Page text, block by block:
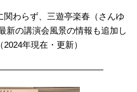
関わらず、三遊亭楽春（さんゆ
新の講演会風景の情報も追加し
年現在・更新）